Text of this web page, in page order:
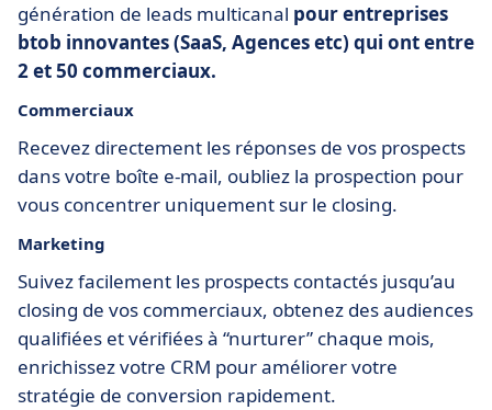
génération de leads multicanal pour entreprises
btob innovantes (SaaS, Agences etc) qui ont entre
2 et 50 commerciaux.
Commerciaux
Recevez directement les réponses de vos prospects
dans votre boîte e-mail, oubliez la prospection pour
vous concentrer uniquement sur le closing.
Marketing
Suivez facilement les prospects contactés jusqu’au
closing de vos commerciaux, obtenez des audiences
qualifiées et vérifiées à “nurturer” chaque mois,
enrichissez votre CRM pour améliorer votre
stratégie de conversion rapidement.